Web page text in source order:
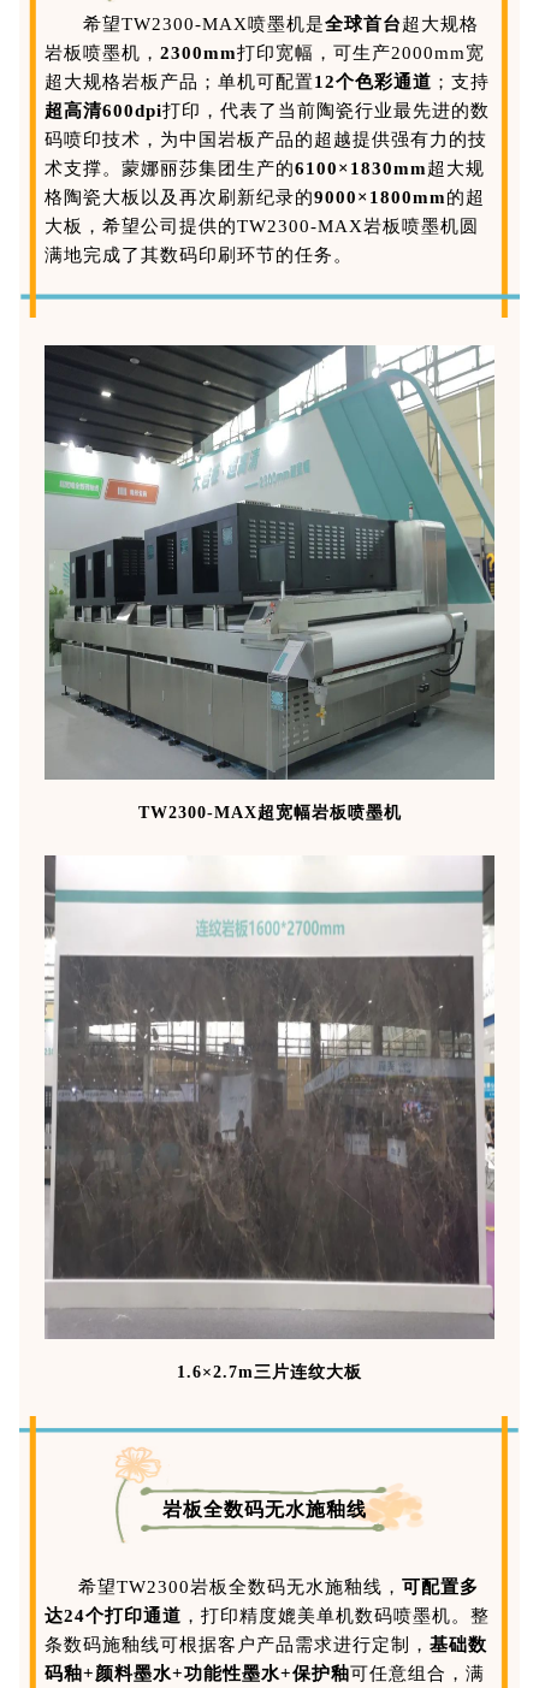
希望TW2300-MAX喷墨机是全球首台超大规格
岩板喷墨机， 2300mm打印宽幅，可生产2000mm宽
超大规格岩板产品；单机可配置12个色彩通道 ；支持
超高清600dpi打印，代表了当前陶瓷行业最先进的数
码喷印技术，为中国岩板产品的超越提供强有力的技
术支撑。蒙娜丽莎集团生产的6100×1830mm超大规
格陶瓷大板以及再次刷新纪录的9000×1800mm的超
大板，希望公司提供的TW2300-MAX岩板喷墨机圆
满地完成了其数码印刷环节的任务。
TW2300-MAX超宽幅岩板喷墨机
1.6×2.7m三片连纹大板
岩板全数码无水施釉线
希望TW2300岩板全数码无水施釉线， 可配置多
达24个打印通道 ，打印精度媲美单机数码喷墨机。整
条数码施釉线可根据客户产品需求进行定制， 基础数
码釉+颜料墨水+功能性墨水+保护釉可任意组合，满